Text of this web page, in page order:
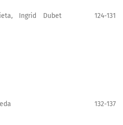
Ingrid Dubet
124-131
132-137